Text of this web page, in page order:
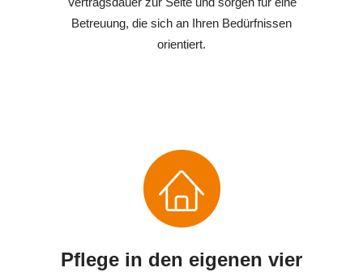
Betreuung, die sich an Ihren Bedürfnissen
orientiert.
Pflege in den eigenen vier